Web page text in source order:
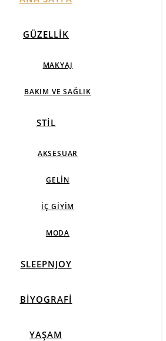
GÜZELLIK
MAKYAJ
BAKIM VE SAĞLIK
STIL
AKSESUAR
GELIN
İÇ GIYIM
MODA
SLEEPNJOY
BIYOGRAFI
YAŞAM